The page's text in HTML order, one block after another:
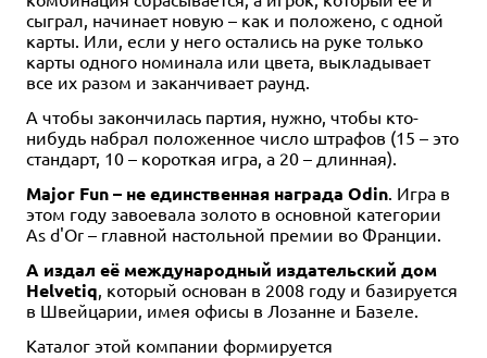
сыграл, начинает новую – как и положено, с одной
карты. Или, если у него остались на руке только
карты одного номинала или цвета, выкладывает
все их разом и заканчивает раунд.
А чтобы закончилась партия, нужно, чтобы кто-
нибудь набрал положенное число штрафов (15 – это
стандарт, 10 – короткая игра, а 20 – длинная).
Major Fun – не единственная награда Odin. Игра в
этом году завоевала золото в основной категории
As d'Or – главной настольной премии во Франции.
А издал её международный издательский дом
Helvetiq, который основан в 2008 году и базируется
в Швейцарии, имея офисы в Лозанне и Базеле.
Каталог этой компании формируется